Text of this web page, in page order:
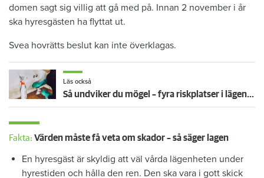
domen sagt sig villig att gå med på. Innan 2 november i år
ska hyresgästen ha flyttat ut.
Svea hovrätts beslut kan inte överklagas.
Läs också
Så undviker du mögel – fyra riskplatser i lägenheten: ”Måste städa bort”
Fakta: Värden måste få veta om skador – så säger lagen
En hyresgäst är skyldig att väl vårda lägenheten under
hyrestiden och hålla den ren. Den ska vara i gott skick